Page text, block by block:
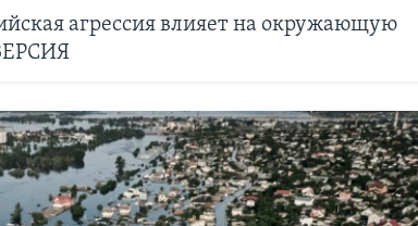
агрессия влияет на окружающую